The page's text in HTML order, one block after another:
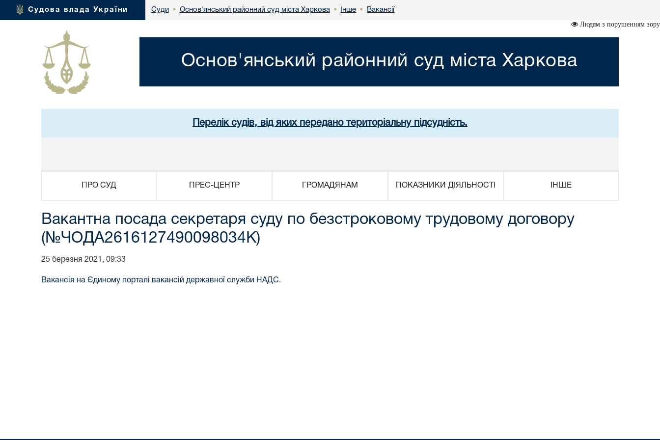
Судова влада України Суди • Основ'янський районний суд міста Харкова • Інше • Вакансії
Людям з порушенням зору
Основ'янський районний суд міста Харкова
Перелік судів, від яких передано територіальну підсудність.
ПРО СУД ПРЕС-ЦЕНТР ГРОМАДЯНАМ ПОКАЗНИКИ ДІЯЛЬНОСТІ ІНШЕ
Вакантна посада секретаря суду по безстроковому трудовому договору
(№ЧОДА2616127490098034К)
25 березня 2021, 09:33
Вакансія на Єдиному порталі вакансій державної служби НАДС.